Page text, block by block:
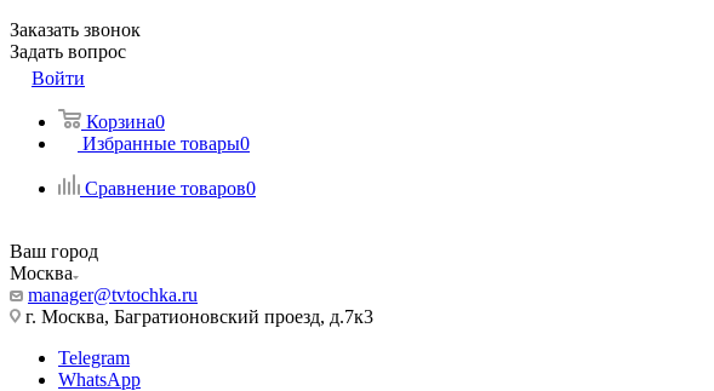
Заказать звонок
Задать вопрос
Войти
Корзина0
Избранные товары0
Сравнение товаров0
Ваш город
Москва
manager@tvtochka.ru
г. Москва, Багратионовский проезд, д.7к3
Telegram
WhatsApp